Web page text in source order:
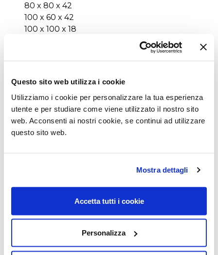
Questo sito web utilizza i cookie
Utilizziamo i cookie per personalizzare la tua esperienza
utente e per studiare come viene utilizzato il nostro sito
web. Acconsenti ai nostri cookie, se continui ad utilizzare
questo sito web.
Mostra dettagli
Accetta tutti i cookie
Personalizza
80 x 80 x 42
100 x 60 x 42
100 x 100 x 18
Inches (L x W x H)
23 x 12 x 12
25 x 12 x 14¼
47¼ x 23¾ x 16¾
47¼ x 31½ x 16¾